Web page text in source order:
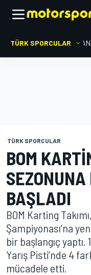
TÜRK SPORCULAR
TÜRK SPORCULAR
BOM
SEZONUNA
BAŞLADI
BOM Karting
Şampiyonası’na
bir başlangıç yaptı.
Yarış Pisti’nde 4
mücadele etti.